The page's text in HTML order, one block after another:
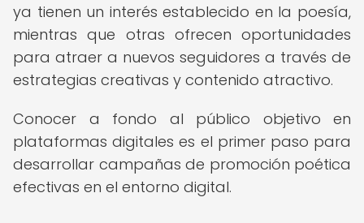
ya tienen un interés establecido en la poesía,
mientras que otras ofrecen oportunidades
para atraer a nuevos seguidores a través de
estrategias creativas y contenido atractivo.
Conocer a fondo al público objetivo en
plataformas digitales es el primer paso para
desarrollar campañas de promoción poética
efectivas en el entorno digital.